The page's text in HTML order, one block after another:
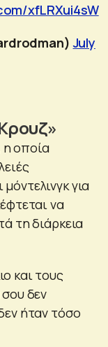
xfLRXui4sW
July
η οποία
για
να
τη διάρκεια
και τους
δεν
ήταν τόσο